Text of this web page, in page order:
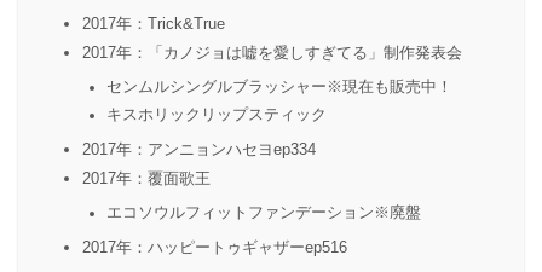
2017年：Trick&True
2017年：「カノジョは嘘を愛しすぎてる」制作発表会
センムルシングルブラッシャー※現在も販売中！
キスホリックリップスティック
2017年：アンニョンハセヨep334
2017年：覆面歌王
エコソウルフィットファンデーション※廃盤
2017年：ハッピートゥギャザーep516